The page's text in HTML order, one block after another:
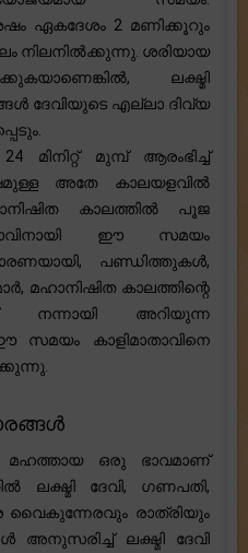
ഏകദേശം 2 മണിക്കൂറും
നിലനിൽക്കുന്നു. ശരിയായ
ലക്ഷ്മി
ദേവിയുടെ എല്ലാ ദിവ്യ
മിനിറ്റ് മുമ്പ് ആരംഭിച്ച്
അതേ കാലയളവിൽ
കാലത്തിൽ പൂജ
ഈ സമയം
പണ്ഡിത്തുകൾ,
മഹാനിഷിത കാലത്തിന്റെ
നന്നായി അറിയുന്ന
കാളിമാതാവിനെ
മഹത്തായ ഒരു ഭാവമാണ്
ലക്ഷ്മി ദേവി, ഗണപതി,
വൈകുന്നേരവും രാത്രിയും
ലക്ഷ്മി ദേവി